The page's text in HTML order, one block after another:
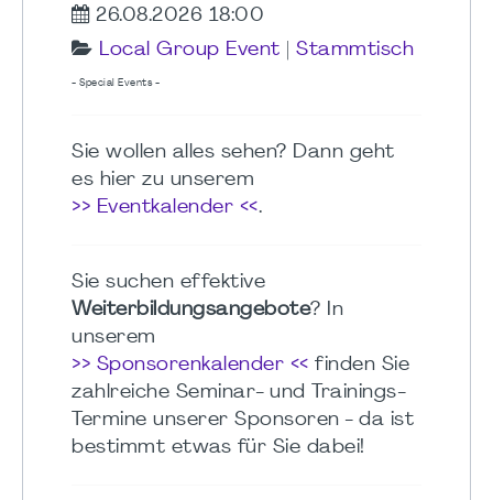
26.08.2026 18:00
Local Group Event
Stammtisch
- Special Events -
Sie wollen alles sehen? Dann geht
es hier zu unserem
>> Eventkalender <<.
Sie suchen effektive
Weiterbildungsangebote? In
unserem
>> Sponsorenkalender << finden Sie
zahlreiche Seminar- und Trainings-
Termine unserer Sponsoren - da ist
bestimmt etwas für Sie dabei!